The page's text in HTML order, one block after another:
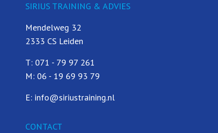
SIRIUS TRAINING & ADVIES
Mendelweg 32
2333 CS Leiden
T: 071 - 79 97 261
M: 06 - 19 69 93 79
E: info@siriustraining.nl
CONTACT